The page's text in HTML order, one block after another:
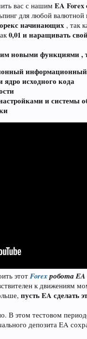
вас с нашимEA Forex
для любой
начинающих , так
0,01 и наращивать
новыми функциями ,
исходного кода
и системы
этотForexробота EA
к движениям
пусть EA сделать
В этом тестовом
депозита EA